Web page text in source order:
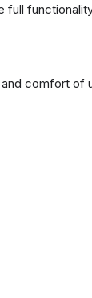
full
comfort of